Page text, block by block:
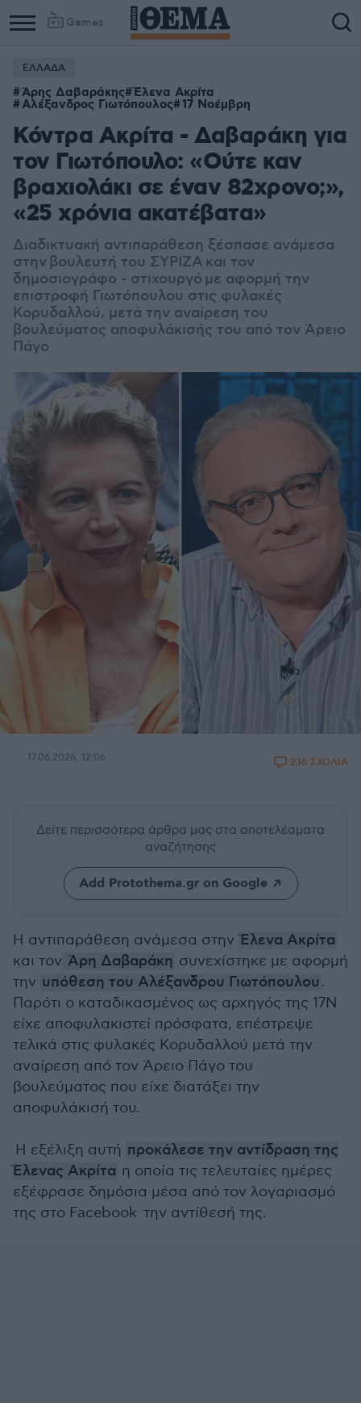
Games
ΕΛΛΑΔΑ
Άρης Δαβαράκης Έλενα Ακρίτα
Αλέξανδρος Γιωτόπουλος 17 Νοέμβρη
Κόντρα Ακρίτα - Δαβαράκη για
τον Γιωτόπουλο: «Ούτε καν
βραχιολάκι σε έναν 82χρονο;»,
«25 χρόνια ακατέβατα»
Διαδικτυακή αντιπαράθεση ξέσπασε ανάμεσα
στην βουλευτή του ΣΥΡΙΖΑ και τον
δημοσιογράφο - στιχουργό με αφορμή την
επιστροφή Γιωτόπουλου στις φυλακές
Κορυδαλλού, μετά την αναίρεση του
βουλεύματος αποφυλάκισής του από τον Άρειο
Πάγο
17.06.2026, 12:06 236 ΣΧΟΛΙΑ
Δείτε περισσότερα άρθρα μας στα αποτελέσματα
αναζήτησης
Add Protothema.gr on Google
Η αντιπαράθεση ανάμεσα στηνΈλενα Ακρίτα
και τον Άρη Δαβαράκη συνεχίστηκε με αφορμή
την υπόθεση του Αλέξανδρου Γιωτόπουλου .
Παρότι ο καταδικασμένος ως αρχηγός της 17Ν
είχε αποφυλακιστεί πρόσφατα, επέστρεψε
τελικά στις φυλακές Κορυδαλλού μετά την
αναίρεση από τον Άρειο Πάγο του
βουλεύματος που είχε διατάξει την
αποφυλάκισή του.
Η εξέλιξη αυτή προκάλεσε την αντίδραση της
Έλενας Ακρίτα η οποία τις τελευταίες ημέρες
εξέφρασε δημόσια μέσα από τον λογαριασμό
της στο Facebook την αντίθεσή της.